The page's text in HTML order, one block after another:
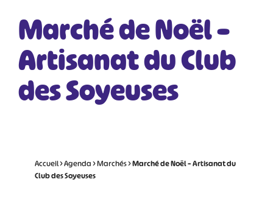
Marché de Noël –
Artisanat du Club
des Soyeuses
Accueil>Agenda>Marchés>Marché de Noël – Artisanat du
Club des Soyeuses